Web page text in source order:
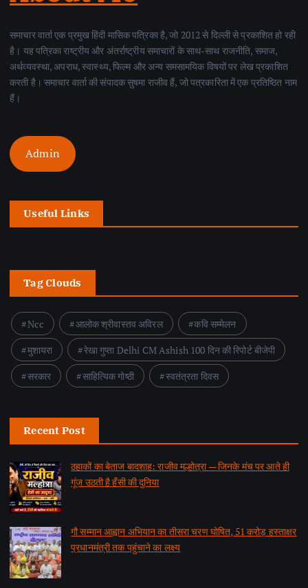
समाचार वार्ता एक प्रमुख हिंदी मासिक पत्रिका है, जो 2012 से दिल्ली से प्रकाशित हो रही
है। यह पत्रिका राष्ट्रीय और अंतर्राष्ट्रीय समाचारों के साथ-साथ राजनीति, समाज,
अर्थव्यवस्था, अपराध, स्वास्थ्य, फिल्म और अन्य समसामयिक विषयों पर लेख प्रकाशित
करती है। समाचार वार्ता की संपादक सुषमा राजीव हैं, जो पत्रकारिता में एक प्रतिष्ठित नाम
हैं।
Admin
Useful Links
Tag Clouds
Ncc आलोक श्रीवास्तव अविरल
कवि सम्मेलन
मुशायरा
रेखा गुप्ता Delhi CM Ashish 100 दिन की रिपोर्ट बीजेपी
सरकार
साहित्यिक गोष्ठी स्वतंत्रता दिवस
Recent Post
ठहाकों का बेताज बादशाह: राजीव मल्होत्रा — जिनके मंच पर आते ही
गूंज उठती है हँसी की दुनिया
गौ सम्मान आह्वान अभियान का तीसरा चरण घोषित, 51 करोड़ हस्ताक्षर
प्रधानमंत्री तक पहुंचाने का लक्ष्य